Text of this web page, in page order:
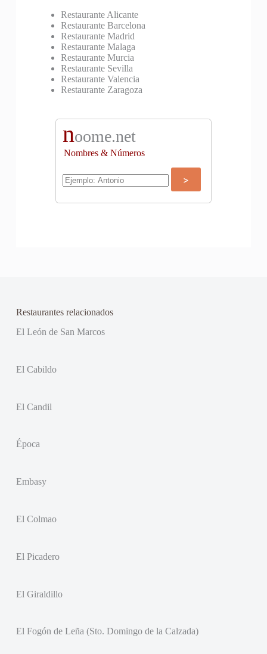
Restaurante Alicante
Restaurante Barcelona
Restaurante Madrid
Restaurante Malaga
Restaurante Murcia
Restaurante Sevilla
Restaurante Valencia
Restaurante Zaragoza
noome.net
Nombres & Números
Restaurantes relacionados
El León de San Marcos
El Cabildo
El Candil
Época
Embasy
El Colmao
El Picadero
El Giraldillo
El Fogón de Leña (Sto. Domingo de la Calzada)